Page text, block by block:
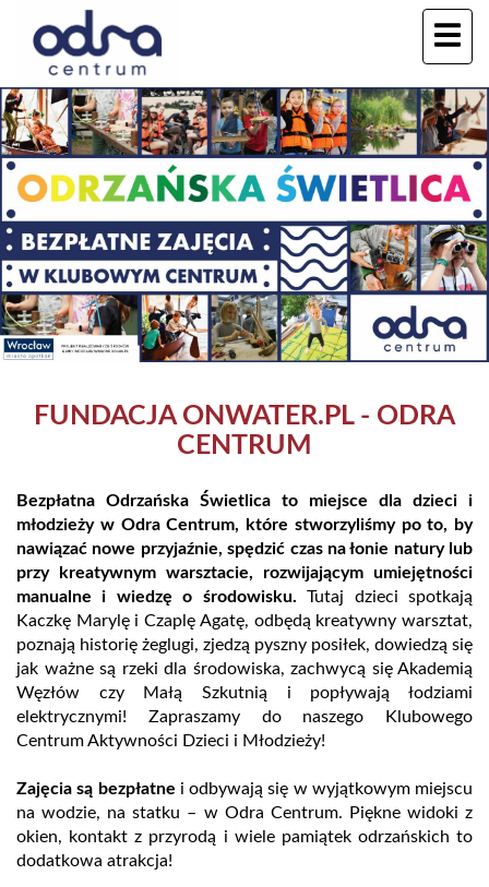
FUNDACJA ONWATER.PL - ODRA
CENTRUM
Bezpłatna Odrzańska Świetlica to miejsce dla dzieci i
młodzieży w Odra Centrum, które stworzyliśmy po to, by
nawiązać nowe przyjaźnie, spędzić czas na łonie natury lub
przy kreatywnym warsztacie, rozwijającym umiejętności
manualne i wiedzę o środowisku.Tutaj dzieci spotkają
Kaczkę Marylę i Czaplę Agatę, odbędą kreatywny warsztat,
poznają historię żeglugi, zjedzą pyszny posiłek, dowiedzą się
jak ważne są rzeki dla środowiska, zachwycą się Akademią
Węzłów czy Małą Szkutnią i popływają łodziami
elektrycznymi! Zapraszamy do naszego Klubowego
Centrum Aktywności Dzieci i Młodzieży!
Zajęcia są bezpłatne i odbywają się w wyjątkowym miejscu
na wodzie, na statku – w Odra Centrum. Piękne widoki z
okien, kontakt z przyrodą i wiele pamiątek odrzańskich to
dodatkowa atrakcja!